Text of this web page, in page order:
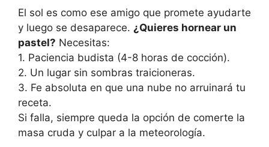
El sol es como ese amigo que promete ayudarte
y luego se desaparece. ¿Quieres hornear un
pastel? Necesitas:
1. Paciencia budista (4-8 horas de cocción).
2. Un lugar sin sombras traicioneras.
3. Fe absoluta en que una nube no arruinará tu
receta.
Si falla, siempre queda la opción de comerte la
masa cruda y culpar a la meteorología.